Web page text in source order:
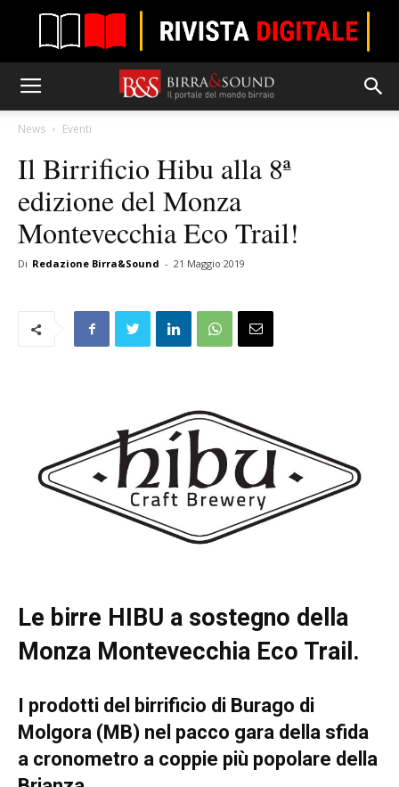
News Eventi
Il Birrificio Hibu alla 8ª
edizione del Monza
Montevecchia Eco Trail!
Di Redazione Birra&Sound - 21 Maggio 2019
Le birre HIBU a sostegno della
Monza Montevecchia Eco Trail.
I prodotti del birrificio di Burago di
Molgora (MB) nel pacco gara della sfida
a cronometro a coppie più popolare della